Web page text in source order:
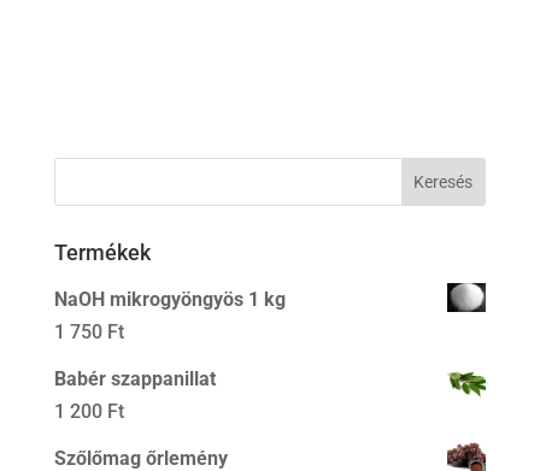
Termékek
NaOH mikrogyöngyös 1 kg
1 750 Ft
Babér szappanillat
1 200 Ft
Szőlőmag őrlemény